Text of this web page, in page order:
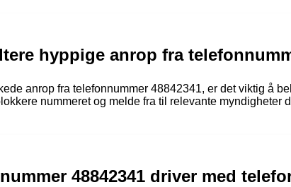
hyppige anrop fra
anrop fra telefonnummer 48842341, er det viktig å
nummeret og melde fra til relevante myndigheter
48842341 driver med